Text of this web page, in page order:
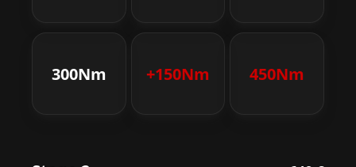
300Nm +150Nm 450Nm